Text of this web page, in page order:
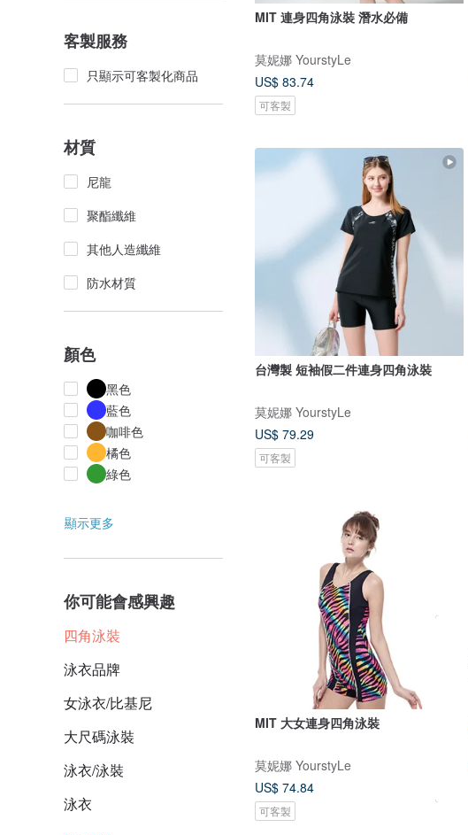
客製服務
只顯示可客製化商品
材質
尼龍
聚酯纖維
其他人造纖維
防水材質
顏色
黑色
藍色
咖啡色
橘色
綠色
顯示更多
你可能會感興趣
四角泳裝
泳衣品牌
女泳衣/比基尼
大尺碼泳裝
泳衣/泳裝
泳衣
MIT 連身四角泳裝 潛水必備
莫妮娜 YourstyLe
US$ 83.74
可客製
台灣製 短袖假二件連身四角泳裝
莫妮娜 YourstyLe
US$ 79.29
可客製
MIT 大女連身四角泳裝
莫妮娜 YourstyLe
US$ 74.84
可客製